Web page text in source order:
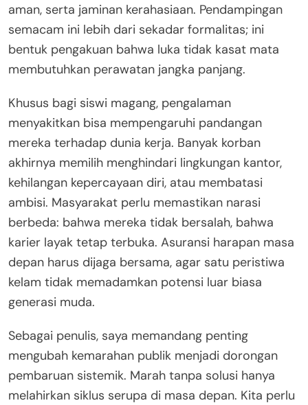
aman, serta jaminan kerahasiaan. Pendampingan
semacam ini lebih dari sekadar formalitas; ini
bentuk pengakuan bahwa luka tidak kasat mata
membutuhkan perawatan jangka panjang.
Khusus bagi siswi magang, pengalaman
menyakitkan bisa mempengaruhi pandangan
mereka terhadap dunia kerja. Banyak korban
akhirnya memilih menghindari lingkungan kantor,
kehilangan kepercayaan diri, atau membatasi
ambisi. Masyarakat perlu memastikan narasi
berbeda: bahwa mereka tidak bersalah, bahwa
karier layak tetap terbuka. Asuransi harapan masa
depan harus dijaga bersama, agar satu peristiwa
kelam tidak memadamkan potensi luar biasa
generasi muda.
Sebagai penulis, saya memandang penting
mengubah kemarahan publik menjadi dorongan
pembaruan sistemik. Marah tanpa solusi hanya
melahirkan siklus serupa di masa depan. Kita perlu